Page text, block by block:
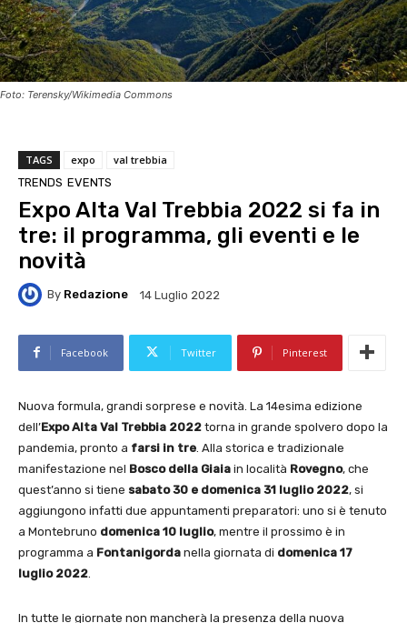
Foto: Terensky/Wikimedia Commons
TAGS expo
val trebbia
TRENDS EVENTS
Expo Alta Val Trebbia 2022 si fa in
tre: il programma, gli eventi e le
novità
By Redazione 14 Luglio 2022
Facebook Twitter Pinterest
Nuova formula, grandi sorprese e novità. La 14esima edizione
dell’Expo Alta Val Trebbia 2022 torna in grande spolvero dopo la
pandemia, pronto a farsi in tre . Alla storica e tradizionale
manifestazione nel Bosco della Giaia in località Rovegno, che
quest’anno si tiene sabato 30 e domenica 31 luglio 2022, si
aggiungono infatti due appuntamenti preparatori: uno si è tenuto
a Montebruno domenica 10 luglio, mentre il prossimo è in
programma a Fontanigorda nella giornata di domenica 17
luglio 2022
In tutte le giornate non mancherà la presenza della nuova